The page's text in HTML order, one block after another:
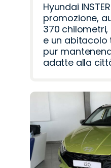
Hyundai
promozione,
370
e un
pur
adatte alla